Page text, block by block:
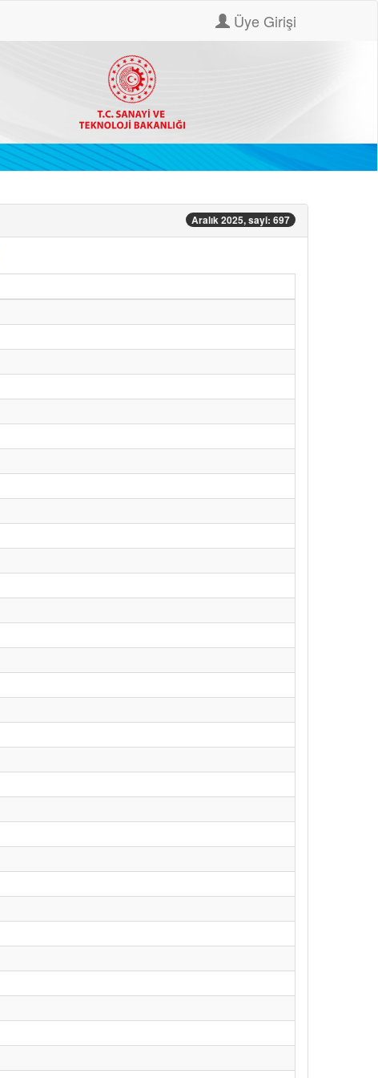
Üye Girişi
Aralık 2025, sayi: 697